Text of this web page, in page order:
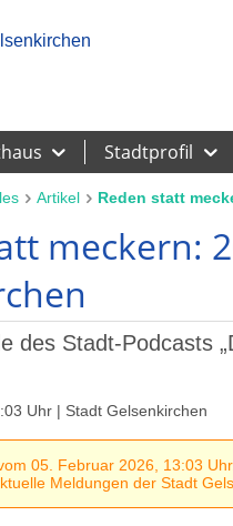
Stadtprofil
Artikel Reden statt
meckern:
des Stadt-Podcasts
Uhr | Stadt Gelsenkirchen
05. Februar 2026, 13:03
Meldungen der Stadt